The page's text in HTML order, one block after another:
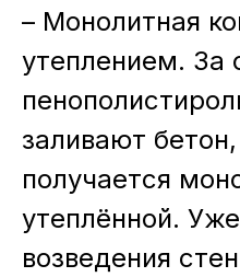
– Монолитная
утеплением. За
заливают
получается
утеплённой.
возведения